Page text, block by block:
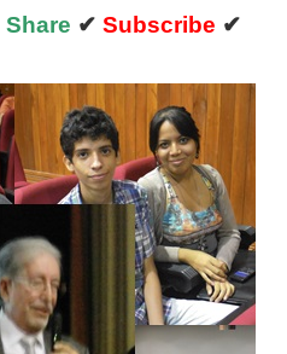
Share ✔ Subscribe ✔